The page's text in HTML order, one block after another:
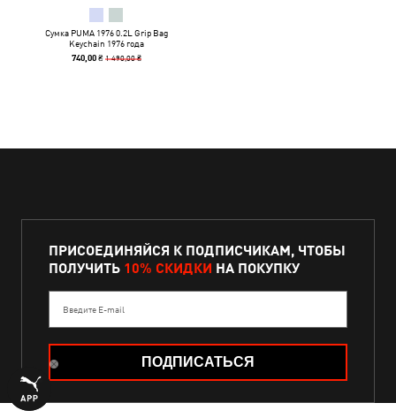
Сумка PUMA 1976 0.2L Grip Bag
Keychain 1976 года
740,00 ₴ 1 490,00 ₴
ПРИСОЕДИНЯЙСЯ К ПОДПИСЧИКАМ, ЧТОБЫ
ПОЛУЧИТЬ 10% СКИДКИ НА ПОКУПКУ
Введите E-mail
ПОДПИСАТЬСЯ